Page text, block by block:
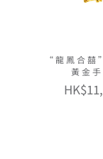
“龍鳳合
黃金